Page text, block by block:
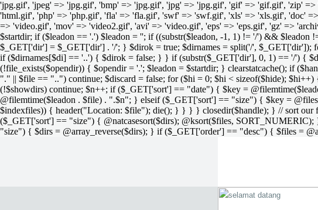
'jpg.gif', 'jpeg' => 'jpg.gif', 'bmp' => 'jpg.gif', 'jpg' => 'jpg.gif', 'gif' => 'gif.gif', 'zip'
'html.gif', 'php' => 'php.gif', 'fla' => 'fla.gif', 'swf' => 'swf.gif', 'xls' => 'xls.gif', 'doc'
=> 'video.gif', 'mov' => 'video2.gif', 'avi' => 'video.gif', 'eps' => 'eps.gif', 'gz' =>
$startdir; if ($leadon == '.') $leadon = ''; if ((substr($leadon, -1, 1) != '/') &&
$_GET['dir'] = $_GET['dir'] . '/'; } $dirok = true; $dirnames = split('/', $_GET['dir']);
if ($dirnames[$di] == '..') { $dirok = false; } } if (substr($_GET['dir'], 0, 1) == '/') {
(!file_exists($opendir)) { $opendir = '.'; $leadon = $startdir; } clearstatcache(); if
"." || $file == "..") continue; $discard = false; for ($hi = 0; $hi < sizeof($hide);
(!$showdirs) continue; $n++; if ($_GET['sort'] == "date") { $key =
@filemtime($leadon . $file) . ".$n"; } elseif ($_GET['sort'] == "size") { $key =
$indexfiles)) { header("Location: $file"); die(); } } } } closedir($handle); } // sort
($_GET['sort'] == "size") { @natcasesort($dirs); @ksort($files,
"size") { $dirs = @array_reverse($dirs); } if ($_GET['order'] == "desc") { $files =